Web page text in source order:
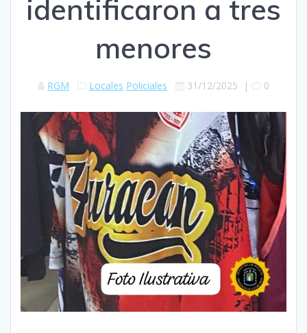
identificaron a tres
menores
RGM Locales Policiales 31/12/2025 | 0